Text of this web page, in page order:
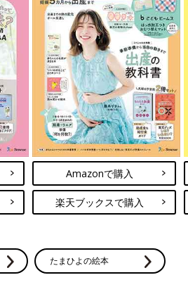
Amazonで購入
楽天ブックスで購入
たまひよの絵本